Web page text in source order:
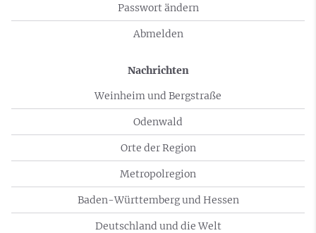
Passwort ändern
Abmelden
Nachrichten
Weinheim und Bergstraße
Odenwald
Orte der Region
Metropolregion
Baden-Württemberg und Hessen
Deutschland und die Welt